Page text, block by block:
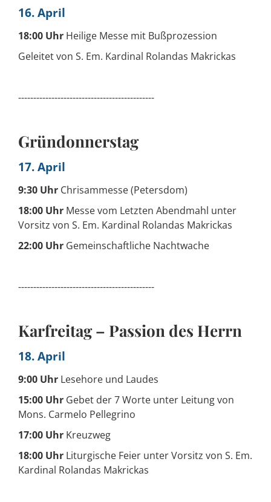
16. April
18:00 Uhr Heilige Messe mit Bußprozession
Geleitet von S. Em. Kardinal Rolandas Makrickas
---------------------------------------------
Gründonnerstag
17. April
9:30 Uhr Chrisammesse (Petersdom)
18:00 Uhr Messe vom Letzten Abendmahl unter
Vorsitz von S. Em. Kardinal Rolandas Makrickas
22:00 Uhr Gemeinschaftliche Nachtwache
---------------------------------------------
Karfreitag – Passion des Herrn
18. April
9:00 Uhr Lesehore und Laudes
15:00 Uhr Gebet der 7 Worte unter Leitung von
Mons. Carmelo Pellegrino
17:00 Uhr Kreuzweg
18:00 Uhr Liturgische Feier unter Vorsitz von S. Em.
Kardinal Rolandas Makrickas